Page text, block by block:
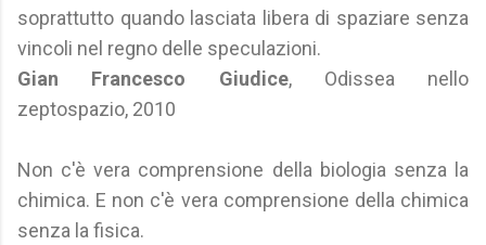
soprattutto quando lasciata libera di spaziare senza
vincoli nel regno delle speculazioni.
Gian Francesco Giudice, Odissea nello
zeptospazio, 2010
Non c'è vera comprensione della biologia senza la
chimica. E non c'è vera comprensione della chimica
senza la fisica.